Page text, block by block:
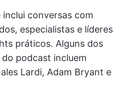
inclui conversas com
especialistas e líderes
práticos. Alguns dos
podcast incluem
Lardi, Adam Bryant e